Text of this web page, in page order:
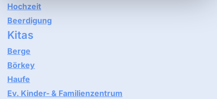
Hochzeit
Beerdigung
Kitas
Berge
Börkey
Haufe
Ev. Kinder- & Familienzentrum